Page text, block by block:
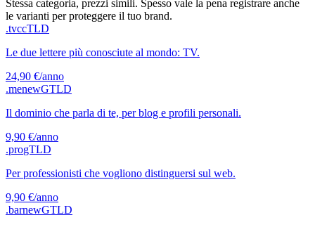
Stessa categoria, prezzi simili. Spesso vale la pena registrare anche
le varianti per proteggere il tuo brand.
.tvccTLD
Le due lettere più conosciute al mondo: TV.
24,90 €/anno
.menewGTLD
Il dominio che parla di te, per blog e profili personali.
9,90 €/anno
.progTLD
Per professionisti che vogliono distinguersi sul web.
9,90 €/anno
.barnewGTLD